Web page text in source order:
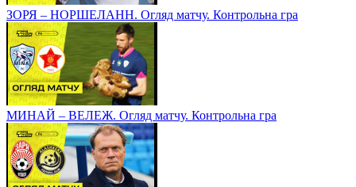
ЗОРЯ – НОРШЕЛАНН. Огляд матчу. Контрольна гра
МИНАЙ – ВЕЛЕЖ. Огляд матчу. Контрольна гра